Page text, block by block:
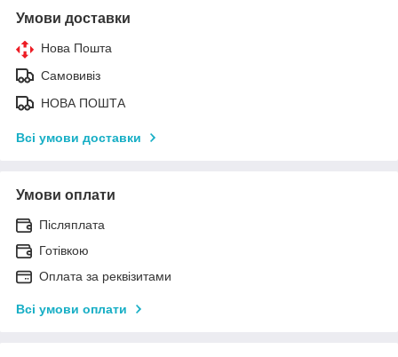
Умови доставки
Нова Пошта
Самовивіз
НОВА ПОШТА
Всі умови доставки
Умови оплати
Післяплата
Готівкою
Оплата за реквізитами
Всі умови оплати